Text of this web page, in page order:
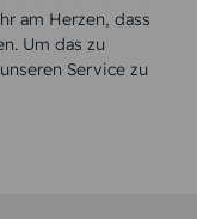
am Herzen, dass
Um das zu
Service zu